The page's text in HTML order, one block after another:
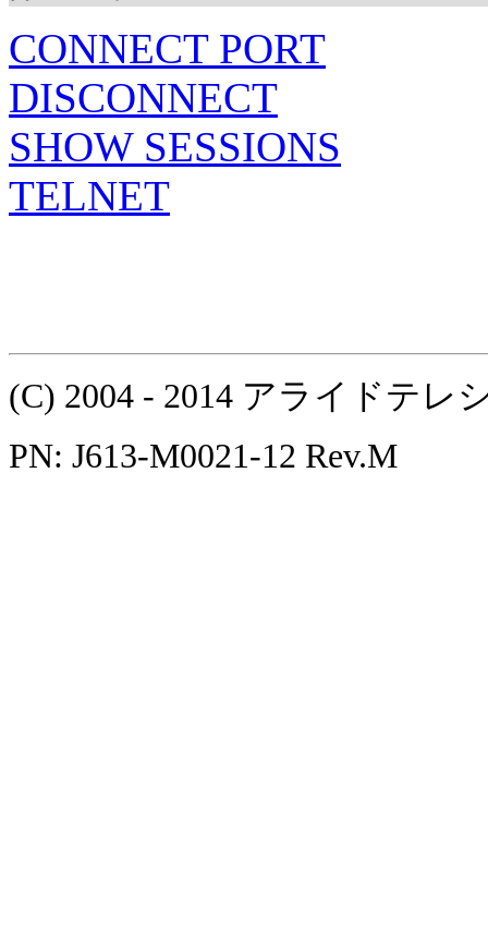
CONNECT PORT
DISCONNECT
SHOW SESSIONS
TELNET
(C) 2004 - 2014 アライドテ
PN: J613-M0021-12 Rev.M